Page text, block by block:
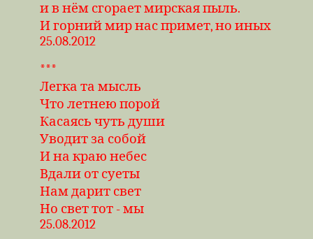
и в нём сгорает мирская пыль.
И горний мир нас примет, но иных
25.08.2012
***
Легка та мысль
Что летнею порой
Касаясь чуть души
Уводит за собой
И на краю небес
Вдали от суеты
Нам дарит свет
Но свет тот - мы
25.08.2012